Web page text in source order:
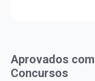
Aprovados
Concursos